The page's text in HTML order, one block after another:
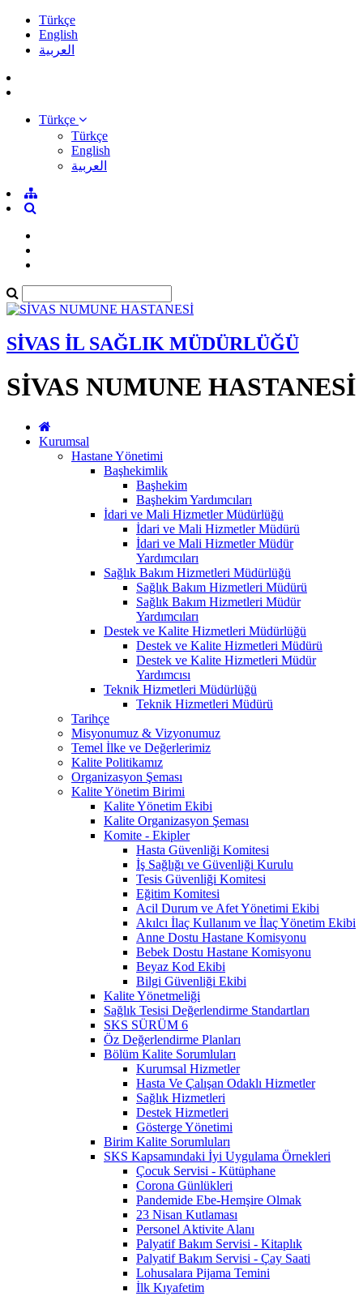
Türkçe
English
العربية
Türkçe
Türkçe
English
العربية
SİVAS İL SAĞLIK MÜDÜRLÜĞÜ
SİVAS NUMUNE HASTANESİ
Kurumsal
Hastane Yönetimi
Başhekimlik
Başhekim
Başhekim Yardımcıları
İdari ve Mali Hizmetler Müdürlüğü
İdari ve Mali Hizmetler Müdürü
İdari ve Mali Hizmetler Müdür
Yardımcıları
Sağlık Bakım Hizmetleri Müdürlüğü
Sağlık Bakım Hizmetleri Müdürü
Sağlık Bakım Hizmetleri Müdür
Yardımcıları
Destek ve Kalite Hizmetleri Müdürlüğü
Destek ve Kalite Hizmetleri Müdürü
Destek ve Kalite Hizmetleri Müdür
Yardımcısı
Teknik Hizmetleri Müdürlüğü
Teknik Hizmetleri Müdürü
Tarihçe
Misyonumuz & Vizyonumuz
Temel İlke ve Değerlerimiz
Kalite Politikamız
Organizasyon Şeması
Kalite Yönetim Birimi
Kalite Yönetim Ekibi
Kalite Organizasyon Şeması
Komite - Ekipler
Hasta Güvenliği Komitesi
İş Sağlığı ve Güvenliği Kurulu
Tesis Güvenliği Komitesi
Eğitim Komitesi
Acil Durum ve Afet Yönetimi Ekibi
Akılcı İlaç Kullanım ve İlaç Yönetim Ekibi
Anne Dostu Hastane Komisyonu
Bebek Dostu Hastane Komisyonu
Beyaz Kod Ekibi
Bilgi Güvenliği Ekibi
Kalite Yönetmeliği
Sağlık Tesisi Değerlendirme Standartları
SKS SÜRÜM 6
Öz Değerlendirme Planları
Bölüm Kalite Sorumluları
Kurumsal Hizmetler
Hasta Ve Çalışan Odaklı Hizmetler
Sağlık Hizmetleri
Destek Hizmetleri
Gösterge Yönetimi
Birim Kalite Sorumluları
SKS Kapsamındaki İyi Uygulama Örnekleri
Çocuk Servisi - Kütüphane
Corona Günlükleri
Pandemide Ebe-Hemşire Olmak
23 Nisan Kutlaması
Personel Aktivite Alanı
Palyatif Bakım Servisi - Kitaplık
Palyatif Bakım Servisi - Çay Saati
Lohusalara Pijama Temini
İlk Kıyafetim